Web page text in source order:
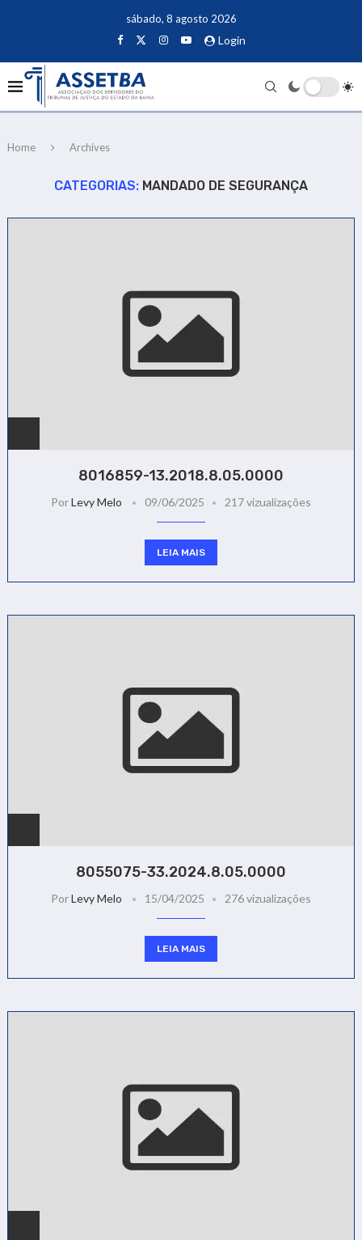
sábado, 8 agosto 2026
Login
Home Archives
CATEGORIAS: MANDADO DE SEGURANÇA
8016859-13.2018.8.05.0000
PorLevy Melo 09/06/2025 217 vizualizações
LEIA MAIS
8055075-33.2024.8.05.0000
PorLevy Melo 15/04/2025 276 vizualizações
LEIA MAIS